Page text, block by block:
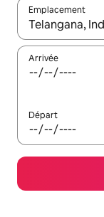
Emplacement
Quand les
Arrivée
Départ